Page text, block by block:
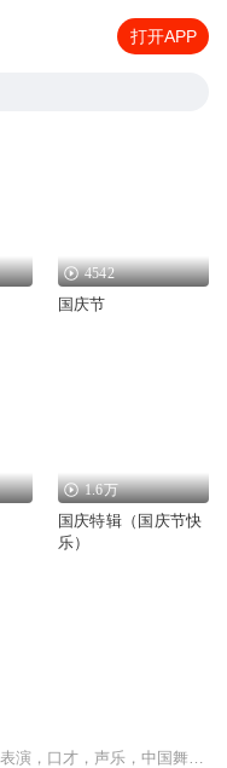
打开APP
4542
国庆节
1.6万
国庆特辑（国庆节快
乐）